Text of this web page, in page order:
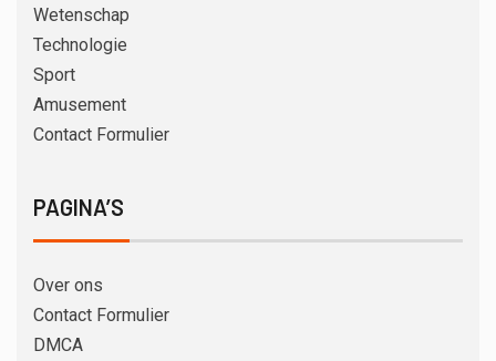
Wetenschap
Technologie
Sport
Amusement
Contact Formulier
PAGINA’S
Over ons
Contact Formulier
DMCA